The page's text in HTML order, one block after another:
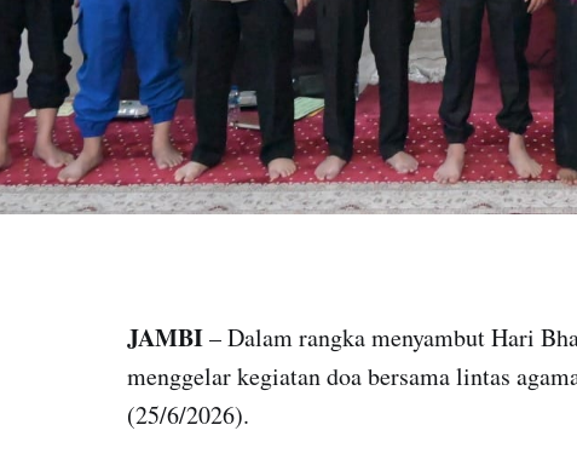
JAMBI– Dalam rangka menyambut Hari
menggelar kegiatan doa bersama lintas
(25/6/2026).